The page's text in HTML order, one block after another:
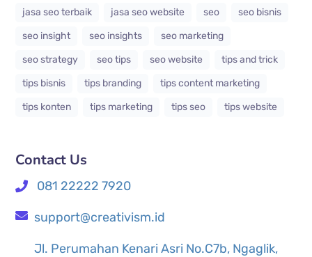
jasa seo terbaik
jasa seo website seo
seo bisnis
seo insight
seo insights
seo marketing
seo strategy
seo tips seo website
tips and trick
tips bisnis
tips branding
tips content marketing
tips konten
tips marketing tips seo tips website
Contact Us
081 22222 7920
support@creativism.id
Jl. Perumahan Kenari Asri No.C7b, Ngaglik,